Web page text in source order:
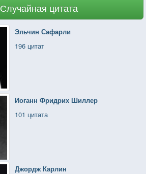
Случайная цитата
Эльчин Сафарли
196 цитат
Иоганн Фридрих Шиллер
101 цитата
Джордж Карлин